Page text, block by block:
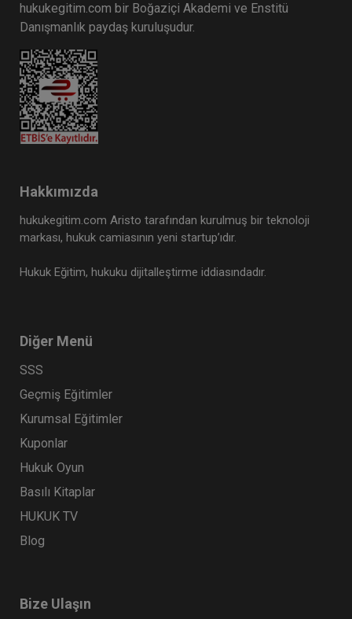
hukukegitim.com bir Boğaziçi Akademi ve Enstitü
Danışmanlık paydaş kuruluşudur.
Hakkımızda
hukukegitim.com Aristo tarafından kurulmuş bir teknoloji
markası, hukuk camiasının yeni startup’ıdır.
Hukuk Eğitim, hukuku dijitalleştirme iddiasındadır.
Diğer Menü
SSS
Geçmiş Eğitimler
Kurumsal Eğitimler
Kuponlar
Hukuk Oyun
Basılı Kitaplar
HUKUK TV
Blog
Bize Ulaşın